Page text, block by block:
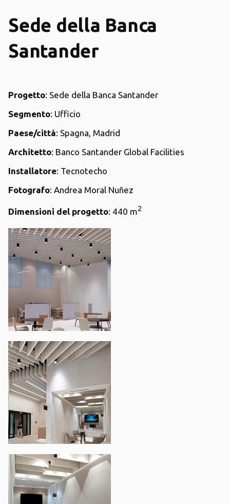
Sede della Banca
Santander
Progetto: Sede della Banca Santander
Segmento: Ufficio
Paese/città: Spagna, Madrid
Architetto: Banco Santander Global Facilities
Installatore: Tecnotecho
Fotografo: Andrea Moral Nuñez
Dimensioni del progetto: 440 m2